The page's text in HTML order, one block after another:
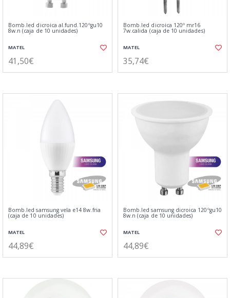
Bomb.led dicroica al.fund.120ºgu10
8w.n (caja de 10 unidades)
MATEL
41,50€
Bomb.led dicroica 120º mr16
7w.calida (caja de 10 unidades)
MATEL
35,74€
Bomb.led samsung vela e14 8w.fria
(caja de 10 unidades)
MATEL
44,89€
Bomb.led samsung dicroica 120ºgu10
8w.n (caja de 10 unidades)
MATEL
44,89€